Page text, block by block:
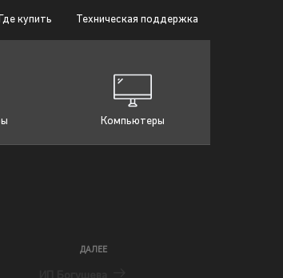
купить Техническая поддержка
Компьютеры
ДАЛЕЕ